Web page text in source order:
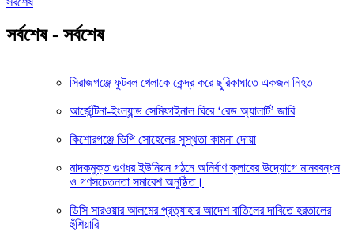
সর্বশেষ - সর্বশেষ
সিরাজগঞ্জে ফুটবল খেলাকে কেন্দ্র করে ছুরিকাঘাতে একজন নিহত
আর্জেন্টিনা-ইংল্যান্ড সেমিফাইনাল ঘিরে ‘রেড অ্যালার্ট’ জারি
কিশোরগঞ্জে ভিপি সোহেলের সুস্থতা কামনা দোয়া
মাদকমুক্ত গুণধর ইউনিয়ন গঠনে অনির্বাণ ক্লাবের উদ্যোগে মানববন্ধন
ও গণসচেতনতা সমাবেশ অনুষ্ঠিত।
ডিসি সারওয়ার আলমের প্রত্যাহার আদেশ বাতিলের দাবিতে হরতালের
হুঁশিয়ারি